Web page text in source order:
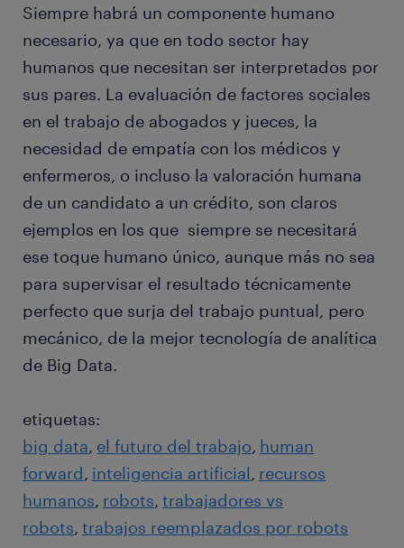
Siempre habrá un componente humano
necesario, ya que en todo sector hay
humanos que necesitan ser interpretados por
sus pares. La evaluación de factores sociales
en el trabajo de abogados y jueces, la
necesidad de empatía con los médicos y
enfermeros, o incluso la valoración humana
de un candidato a un crédito, son claros
ejemplos en los que siempre se necesitará
ese toque humano único, aunque más no sea
para supervisar el resultado técnicamente
perfecto que surja del trabajo puntual, pero
mecánico, de la mejor tecnología de analítica
de Big Data.
etiquetas:
big data el futuro del trabajo human
forward inteligencia artificial recursos
humanos robots trabajadores vs
robots trabajos reemplazados por robots